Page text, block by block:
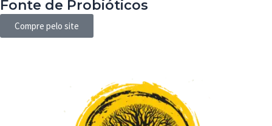
Fonte de Probióticos
Compre pelo site